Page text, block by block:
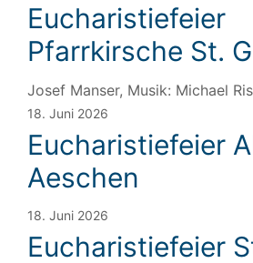
Eucharistiefeier
Pfarrkirsche St.
Josef Manser, Musik: Michael
18. Juni 2026
Eucharistiefeier
Aeschen
18. Juni 2026
Eucharistiefeier